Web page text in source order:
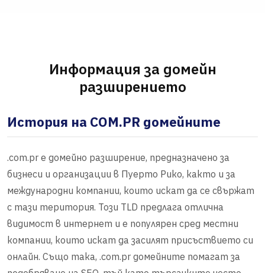
Информация за домейн
разширението
История на COM.PR домейните
.com.pr е домейно разширение, предназначено за
бизнеси и организации в Пуерто Рико, както и за
международни компании, които искат да се свържат
с тази територия. Този TLD предлага отлична
видимост в интернет и е популярен сред местни
компании, които искат да засилят присъствието си
онлайн. Също така, .com.pr домейните помагат за